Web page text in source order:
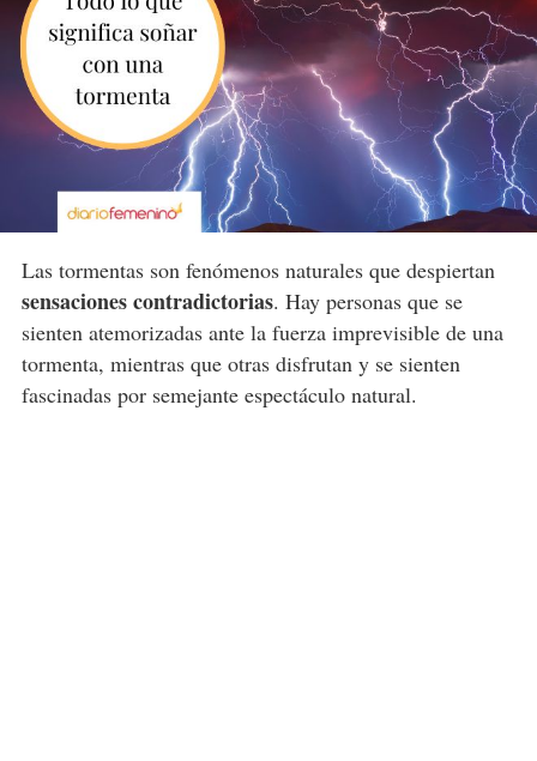
Las tormentas son fenómenos naturales que despiertan
sensaciones contradictorias. Hay personas que se
sienten atemorizadas ante la fuerza imprevisible de una
tormenta, mientras que otras disfrutan y se sienten
fascinadas por semejante espectáculo natural.